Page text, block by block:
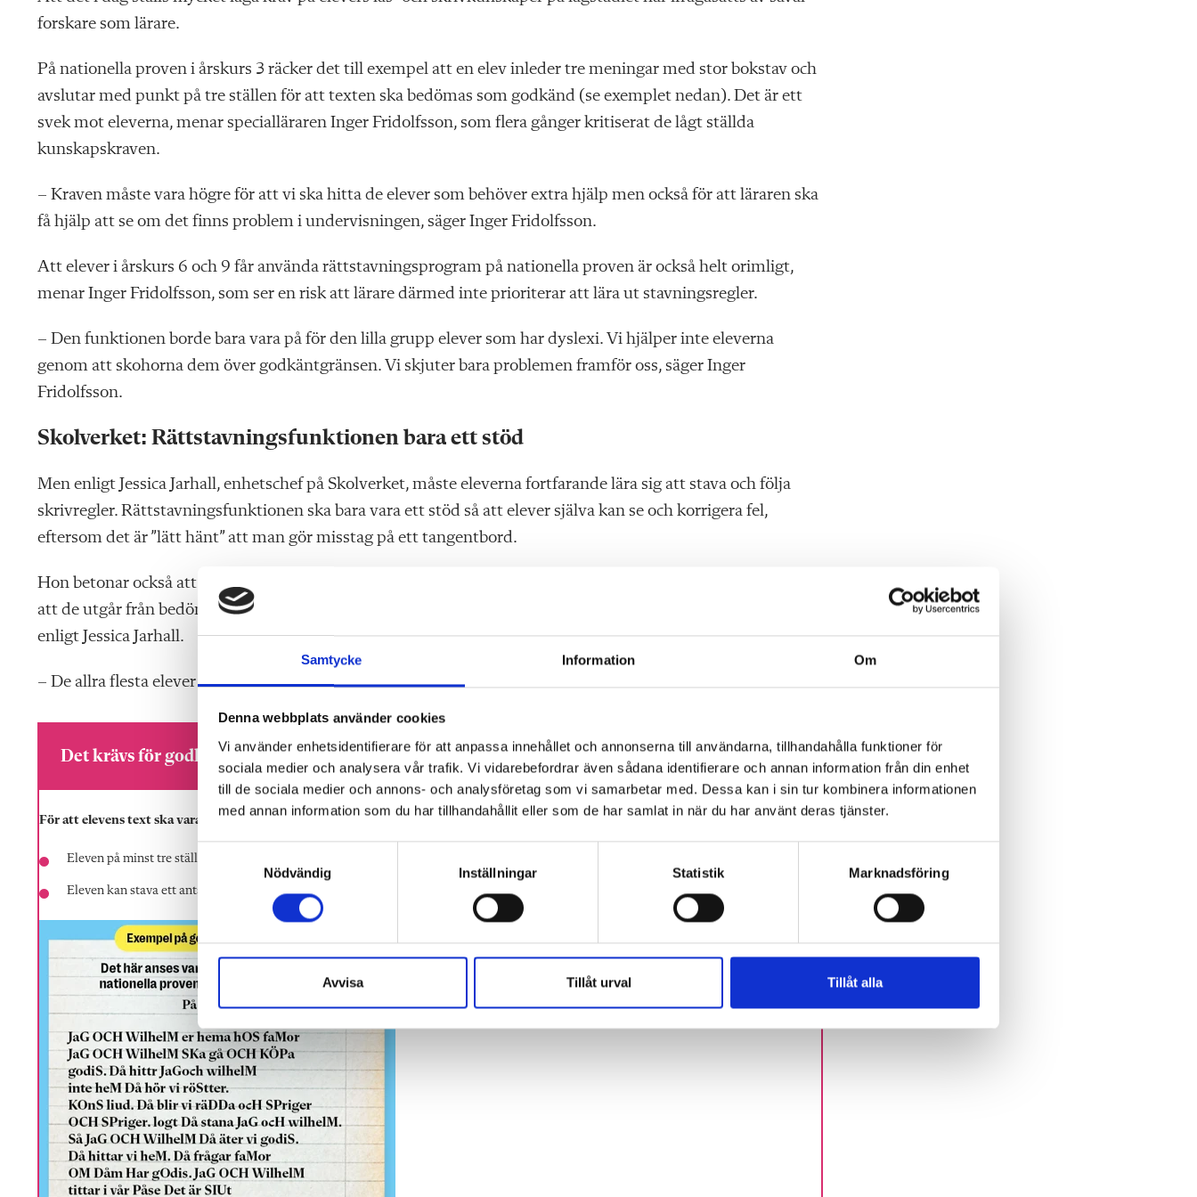
Samtycke Information Om
Denna webbplats använder cookies
Vi använder enhetsidentifierare för att anpassa innehållet och annonserna till användarna, tillhandahålla funktioner för
sociala medier och analysera vår trafik. Vi vidarebefordrar även sådana identifierare och annan information från din enhet
till de sociala medier och annons- och analysföretag som vi samarbetar med. Dessa kan i sin tur kombinera informationen
med annan information som du har tillhandahållit eller som de har samlat in när du har använt deras tjänster.
m
y
k
s
v
a
l
Nödvändig Inställningar Statistik Marknadsföring
Avvisa Tillåt urval Tillåt alla
forskare som lärare.
På nationella proven i årskurs 3 räcker det till exempel att en elev inleder tre meningar med stor bokstav och
avslutar med punkt på tre ställen för att texten ska bedömas som godkänd (se exemplet nedan). Det är ett
svek mot eleverna, menar specialläraren Inger Fridolfsson, som flera gånger kritiserat de lågt ställda
kunskapskraven.
– Kraven måste vara högre för att vi ska hitta de elever som behöver extra hjälp men också för att läraren ska
få hjälp att se om det finns problem i undervisningen, säger Inger Fridolfsson.
Att elever i årskurs 6 och 9 får använda rättstavningsprogram på nationella proven är också helt orimligt,
menar Inger Fridolfsson, som ser en risk att lärare därmed inte prioriterar att lära ut stavningsregler.
– Den funktionen borde bara vara på för den lilla grupp elever som har dyslexi. Vi hjälper inte eleverna
genom att skohorna dem över godkäntgränsen. Vi skjuter bara problemen framför oss, säger Inger
Fridolfsson.
Skolverket: Rättstavningsfunktionen bara ett stöd
Men enligt Jessica Jarhall, enhetschef på Skolverket, måste eleverna fortfarande lära sig att stava och följa
skrivregler. Rättstavningsfunktionen ska bara vara ett stöd så att elever själva kan se och korrigera fel,
eftersom det är ”lätt hänt” att man gör misstag på ett tangentbord.
Hon betonar också att nationella proven i årskurs 3 bara ska peka ut en lägsta godtagbar kunskapsnivå och
att de utgår från bedömningskriterierna i dagens kursplaner. Kraven ska inte ses som en målbild för lärarna,
enligt Jessica Jarhall.
– De allra flesta elever ska kunna skriva betydligt bättre än så, säger hon.
Det krävs för godkänt på nationella provet
För att elevens text ska vara godkänd på nationella proven i svenska i årskurs 3 krävs att:
Eleven på minst tre ställen i sin text börjar en mening med stor bokstav och avslutar med punkt, frågetecken eller utropstecken.
Eleven kan stava ett antal formord och minst tio olika innehållsord.